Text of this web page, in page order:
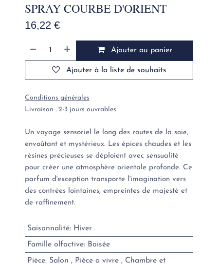
SPRAY COURBE D'ORIENT
16,22€
Ajouter au panier
Ajouter à la liste de souhaits
Conditions générales
Livraison : 2-3 jours ouvrables
Un voyage sensoriel le long des routes de la soie,
envoûtant et mystérieux. Les épices chaudes et les
résines précieuses se déploient avec sensualité
pour créer une atmosphère orientale profonde. Ce
parfum d'exception transporte l'imagination vers
des contrées lointaines, empreintes de majesté et
de raffinement.
Saisonnalité: Hiver
Famille olfactive: Boisée
Pièce: Salon , Pièce a vivre, Chambre et